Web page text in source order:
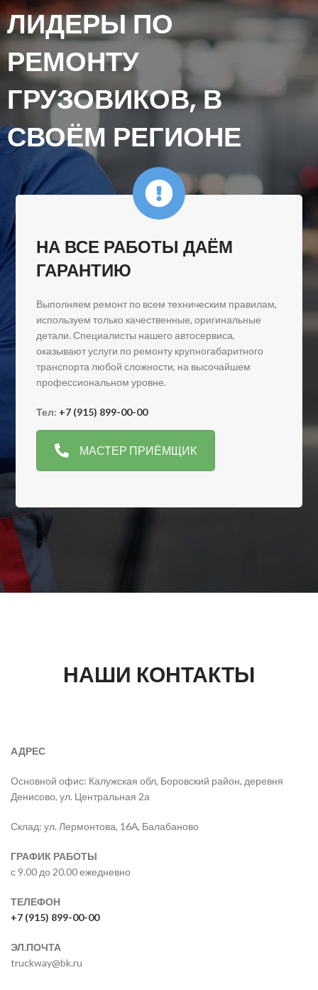
ЛИДЕРЫ ПО
РЕМОНТУ
ГРУЗОВИКОВ, В
СВОЁМ РЕГИОНЕ
НА ВСЕ РАБОТЫ ДАЁМ
ГАРАНТИЮ
Выполняем ремонт по всем техническим правилам,
используем только качественные, оригинальные
детали. Специалисты нашего автосервиса,
оказывают услуги по ремонту крупногабаритного
транспорта любой сложности, на высочайшем
профессиональном уровне.
Тел: +7 (915) 899-00-00
МАСТЕР ПРИЁМЩИК
НАШИ КОНТАКТЫ
АДРЕС
Основной офис: Калужская обл, Боровский район, деревня
Денисово, ул. Центральная 2а
Склад: ул. Лермонтова, 16А, Балабаново
ГРАФИК РАБОТЫ
с 9.00 до 20.00 ежедневно
ТЕЛЕФОН
+7 (915) 899-00-00
ЭЛ.ПОЧТА
truckway@bk.ru